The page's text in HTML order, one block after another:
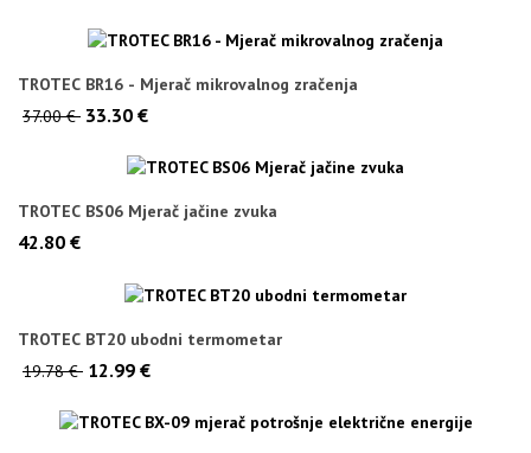
TROTEC BR16 - Mjerač mikrovalnog zračenja
37.00 € 33.30 €
TROTEC BS06 Mjerač jačine zvuka
42.80 €
TROTEC BT20 ubodni termometar
19.78 € 12.99 €